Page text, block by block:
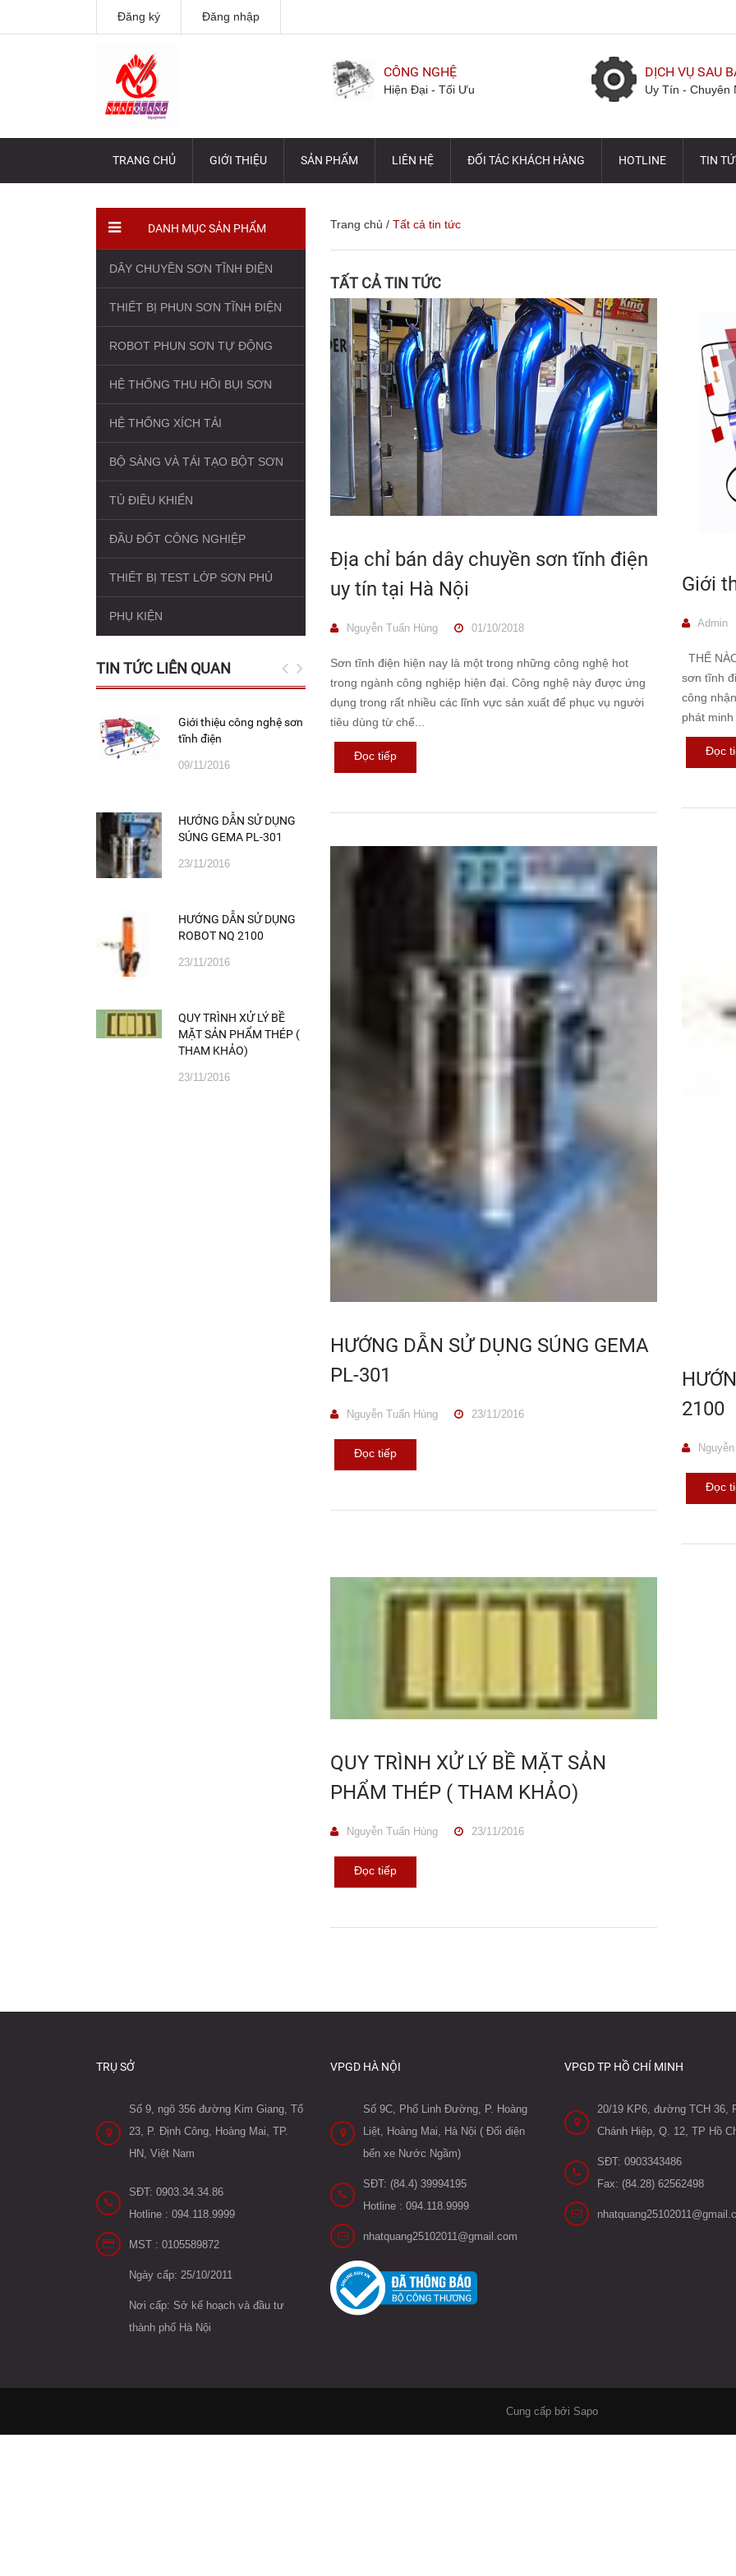
Đăng ký Đăng nhập
CÔNG NGHỆ
Hiện Đại - Tối Ưu
DỊCH VỤ SAU
Uy Tín - Chuyên
TRANG CHỦ GIỚI THIỆU SẢN PHẨM LIÊN HỆ ĐỐI TÁC KHÁCH HÀNG HOTLINE TIN
Trang chủ / Tất cả tin tức
TẤT CẢ TIN TỨC
Địa chỉ bán dây chuyền sơn tĩnh điện
uy tín tại Hà Nội
Nguyễn Tuấn Hùng 01/10/2018
Sơn tĩnh điện hiện nay là một trong những công nghệ hot
trong ngành công nghiệp hiện đại. Công nghệ này được ứng
dụng trong rất nhiều các lĩnh vực sản xuất để phục vụ người
tiêu dùng từ chế...
Đọc tiếp
Giới
Admin
THẾ
sơn tĩnh
công
phát
Đọc
HƯỚNG DẪN SỬ DỤNG SÚNG GEMA
PL-301
Nguyễn Tuấn Hùng 23/11/2016
Đọc tiếp
2100
Đọc
QUY TRÌNH XỬ LÝ BỀ MẶT SẢN
PHẨM THÉP ( THAM KHẢO)
Nguyễn Tuấn Hùng 23/11/2016
Đọc tiếp
DANH MỤC SẢN PHẨM
DÂY CHUYỀN SƠN TĨNH ĐIỆN
THIẾT BỊ PHUN SƠN TĨNH ĐIỆN
ROBOT PHUN SƠN TỰ ĐỘNG
HỆ THỐNG THU HỒI BỤI SƠN
HỆ THỐNG XÍCH TẢI
BỘ SÀNG VÀ TÁI TẠO BỘT SƠN
TỦ ĐIỀU KHIỂN
ĐẦU ĐỐT CÔNG NGHIỆP
THIẾT BỊ TEST LỚP SƠN PHỦ
PHỤ KIỆN
TIN TỨC LIÊN QUAN
Giới thiệu công nghệ sơn
tĩnh điện
09/11/2016
HƯỚNG DẪN SỬ DỤNG
SÚNG GEMA PL-301
23/11/2016
HƯỚNG DẪN SỬ DỤNG
ROBOT NQ 2100
23/11/2016
QUY TRÌNH XỬ LÝ BỀ
MẶT SẢN PHẨM THÉP (
THAM KHẢO)
23/11/2016
QUY TRÌNH SƠN TĨNH
23/11/2016
TRỤ SỞ
Số 9, ngõ 356 đường Kim Giang, Tổ
23, P. Định Công, Hoàng Mai, TP.
HN, Việt Nam
SĐT: 0903.34.34.86
Hotline : 094.118.9999
MST : 0105589872
Ngày cấp: 25/10/2011
Nơi cấp: Sở kế hoạch và đầu tư
thành phố Hà Nội
VPGD HÀ NỘI
Số 9C, Phố Linh Đường, P. Hoàng
Liệt, Hoàng Mai, Hà Nội ( Đối diện
bến xe Nước Ngầm)
SĐT: (84.4) 39994195
Hotline : 094.118.9999
nhatquang25102011@gmail.com
VPGD TP HỒ CHÍ MINH
20/19 KP6, đường TCH 36,
Chánh Hiệp, Q. 12, TP Hồ
SĐT: 0903343486
Fax: (84.28) 62562498
Cung cấp bởi Sapo